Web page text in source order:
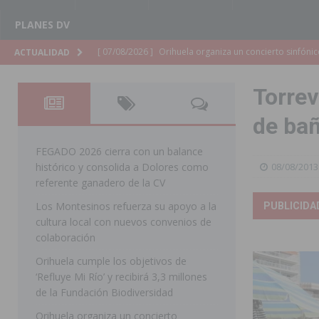
PLANES DV
ACTUALIDAD [ 07/08/2026 ] El Ayuntamiento de Almoradí mejora
[ 07/08/2026 ]
Educación destina 1,2 millones
[ 07/08/2026 ] La Policía Nacional desarticula un
clonación de llaves electrónicas
[ 07/08/2026 ] Torrevieja impulsa el empleo con la
[ 07/08/2026 ] Raiguero de Bonanza alerta del
[ 07/08/2026 ]
La Generalitat impulsa el
[ 07/08/2026 ] Benferri ya se prepara para dar
de
08/08/2013
FEGADO 2026 cierra con un balance
histórico y consolida a Dolores como
referente ganadero de la CV
Los Montesinos refuerza su apoyo a la
cultura local con nuevos convenios de
colaboración
Orihuela cumple los objetivos de
‘Refluye Mi Río’ y recibirá 3,3 millones
de la Fundación Biodiversidad
Orihuela organiza un concierto